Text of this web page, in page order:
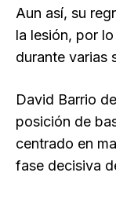
Aun así, su
la lesión, por
durante varias
David Barrio
posición de
centrado en
fase decisiva